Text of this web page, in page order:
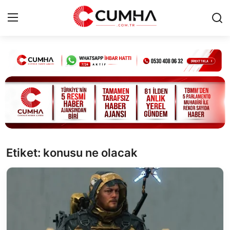
Kurumsal
Cumhurbaşkanlığı
Bakanlıklar
Siyasi Partiler
Etiket: konusu ne olacak